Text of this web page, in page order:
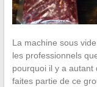
La machine sous
les professionnels
pourquoi il y a autant
faites partie de ce